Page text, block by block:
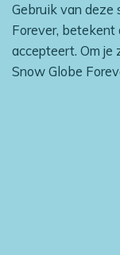
b
o
k
a
g
r
a
m
s
A
p
Gebruik van deze
Forever, betekent
accepteert. Om je
Snow Globe